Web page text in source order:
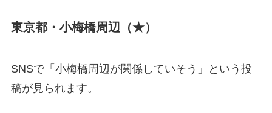
東京都・小梅橋周辺（★）
SNSで「小梅橋周辺が関係していそう」という投
稿が見られます。